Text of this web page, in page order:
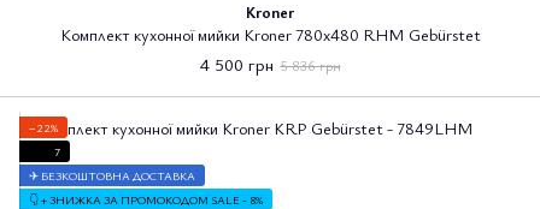
Kroner
Комплект кухонної мийки Kroner 780х480 RHM Gebürstet
4 500 грн 5 836 грн
−22%
7
✈ БЕЗКОШТОВНА ДОСТАВКА
👇 + ЗНИЖКА ЗА ПРОМОКОДОМ SALE - 8%